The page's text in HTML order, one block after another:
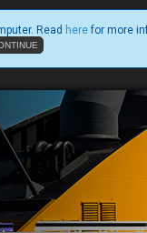
Read here for more